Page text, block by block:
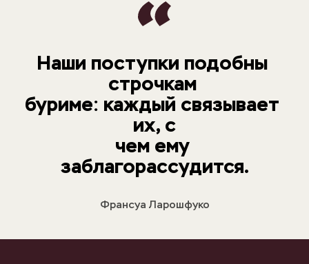
Наши поступки подобны
строчкам
буриме: каждый связывает
их, с
чем ему
заблагорассудится.
Франсуа Ларошфуко